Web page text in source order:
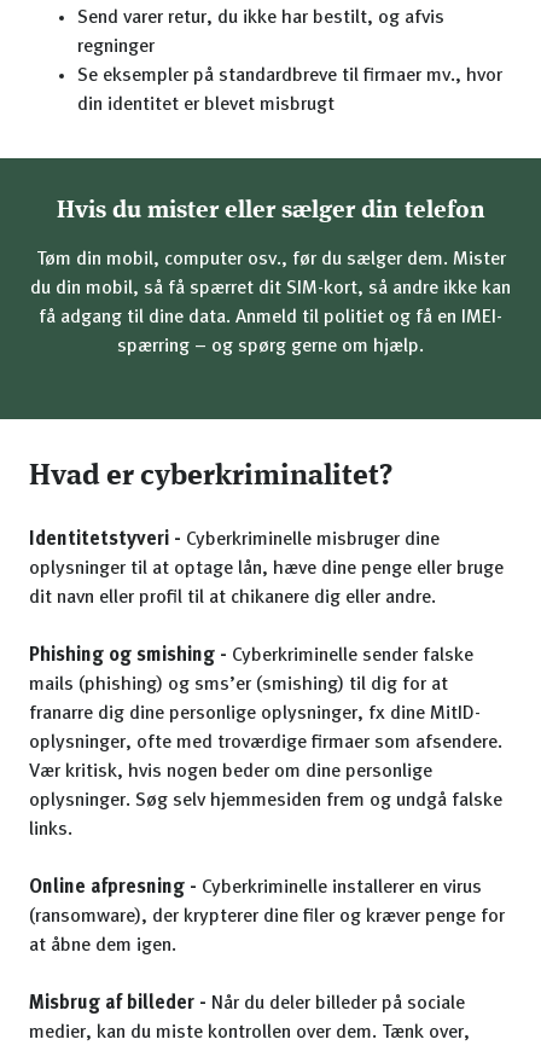
Send varer retur, du ikke har bestilt, og afvis
regninger
Se eksempler på standardbreve til firmaer mv., hvor
din identitet er blevet misbrugt
Hvis du mister eller sælger din telefon
Tøm din mobil, computer osv., før du sælger dem. Mister
du din mobil, så få spærret dit SIM-kort, så andre ikke kan
få adgang til dine data. Anmeld til politiet og få en IMEI-
spærring – og spørg gerne om hjælp.
Hvad er cyberkriminalitet?
Identitetstyveri - Cyberkriminelle misbruger dine
oplysninger til at optage lån, hæve dine penge eller bruge
dit navn eller profil til at chikanere dig eller andre.
Phishing og smishing - Cyberkriminelle sender falske
mails (phishing) og sms’er (smishing) til dig for at
franarre dig dine personlige oplysninger, fx dine MitID-
oplysninger, ofte med troværdige firmaer som afsendere.
Vær kritisk, hvis nogen beder om dine personlige
oplysninger. Søg selv hjemmesiden frem og undgå falske
links.
Online afpresning - Cyberkriminelle installerer en virus
(ransomware), der krypterer dine filer og kræver penge for
at åbne dem igen.
Misbrug af billeder - Når du deler billeder på sociale
medier, kan du miste kontrollen over dem. Tænk over,